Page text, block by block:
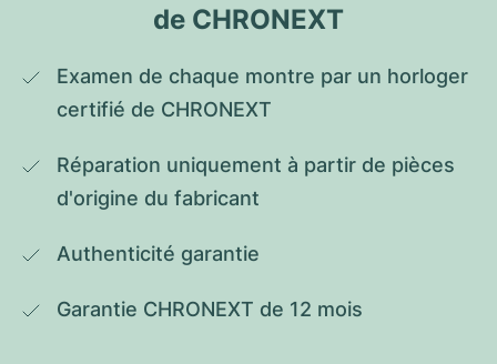
de CHRONEXT
Examen de chaque montre par un horloger
certifié de CHRONEXT
Réparation uniquement à partir de pièces
d'origine du fabricant
Authenticité garantie
Garantie CHRONEXT de 12 mois